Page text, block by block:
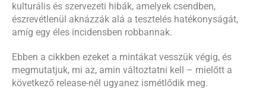
kulturális és szervezeti hibák, amelyek csendben,
észrevétlenül aknázzák alá a tesztelés hatékonyságát,
amíg egy éles incidensben robbannak.
Ebben a cikkben ezeket a mintákat vesszük végig, és
megmutatjuk, mi az, amin változtatni kell – mielőtt a
következő release-nél ugyanez ismétlődik meg.